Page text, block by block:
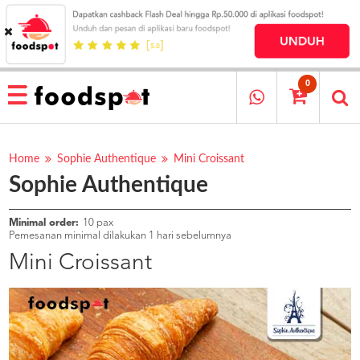
HOME
MENU
RESTAURANT
PESAN
OUR
COMPANY
KATA
MEREKA
KATALOG
LOYALTY
PROGRAM
FAQ
ABOUT
0
Home Sophie Authentique Mini Croissant
Sophie Authentique
Minimal order: 10 pax
Pemesanan minimal dilakukan 1 hari sebelumnya
Mini Croissant